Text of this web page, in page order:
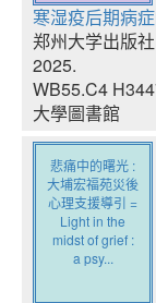
寒湿疫后期病
郑州大学出版社
2025.
WB55.C4
大學圖書館
悲痛中的曙光 :
大埔宏福苑災後
心理支援導引 =
Light in the
midst of grief :
a psy...